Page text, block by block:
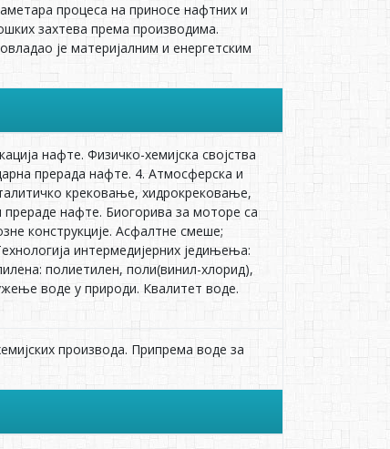
процеса на приносе нафтних и
захтева према производима.
је материјалним и енергетским
нафте. Физичко-хемијска својства
прерада нафте. 4. Атмосферска и
крековање, хидрокрековање,
нафте. Биогорива за моторе са
конструкције. Асфалтне смеше;
интермедијерних једињења:
полиетилен, поли(винил-хлорид),
воде у природи. Квалитет воде.
производа. Припрема воде за